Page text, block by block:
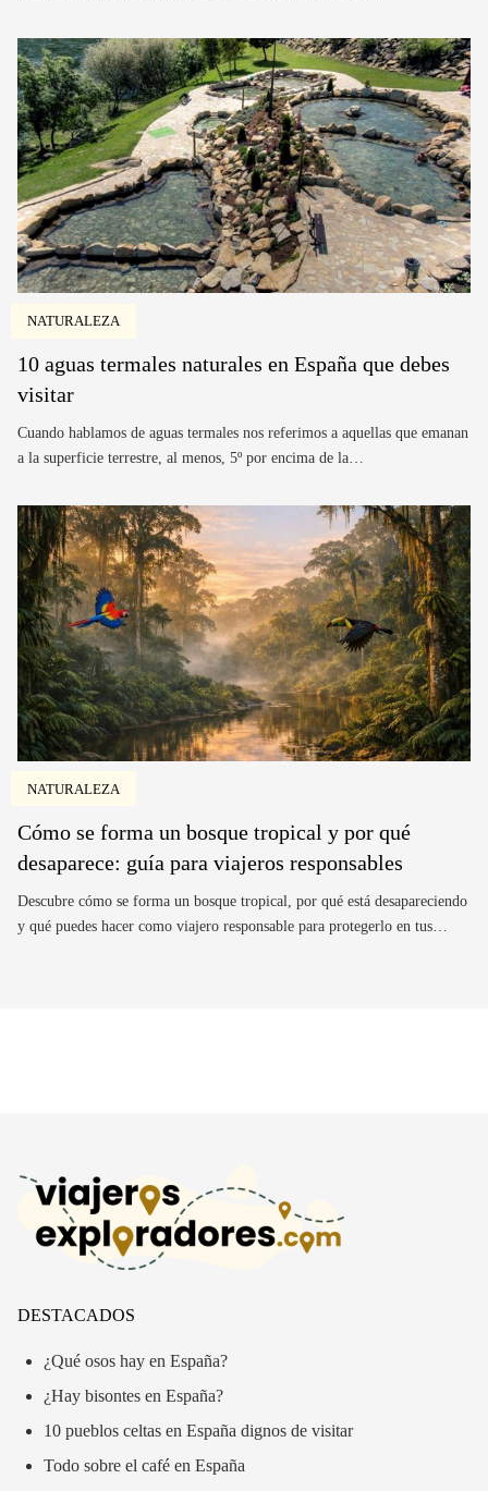
NATURALEZA
10 aguas termales naturales en España que debes
visitar
Cuando hablamos de aguas termales nos referimos a aquellas que emanan
a la superficie terrestre, al menos, 5º por encima de la…
NATURALEZA
Cómo se forma un bosque tropical y por qué
desaparece: guía para viajeros responsables
Descubre cómo se forma un bosque tropical, por qué está desapareciendo
y qué puedes hacer como viajero responsable para protegerlo en tus…
DESTACADOS
¿Qué osos hay en España?
¿Hay bisontes en España?
10 pueblos celtas en España dignos de visitar
Todo sobre el café en España